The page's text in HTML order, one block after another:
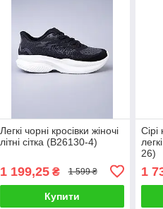
Легкі чорні кросівки жіночі
літні сітка (B26130-4)
1 199,25₴ 1 599 ₴
Купити
Сірі
26)
1